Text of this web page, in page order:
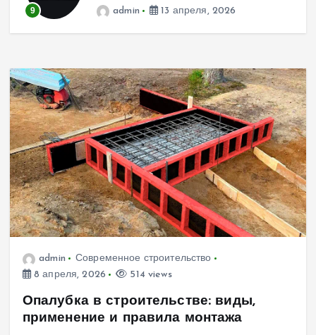
9 admin 13 апреля, 2026
admin
Современное строительство
8 апреля, 2026
514 views
Опалубка в строительстве: виды,
применение и правила монтажа